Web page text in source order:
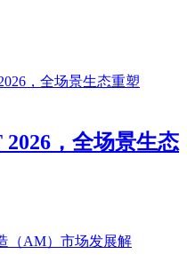
，全场景生态